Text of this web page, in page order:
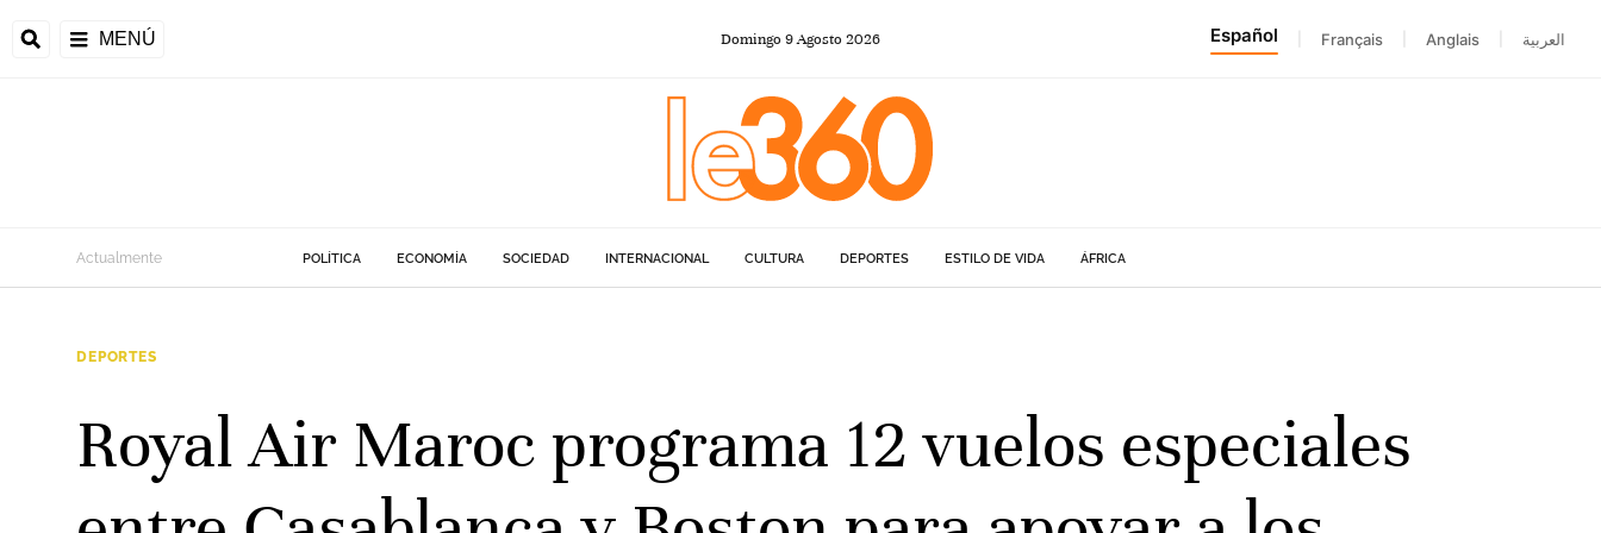
MENÚ Domingo 9Agosto 2026 Español Français Anglais العربية
Actualmente POLÍTICA ECONOMÍA SOCIEDAD INTERNACIONAL CULTURA DEPORTES ESTILO DE VIDA ÁFRICA
DEPORTES
Royal Air Maroc programa 12 vuelos especiales